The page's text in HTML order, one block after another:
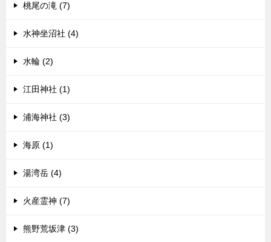
桃尾の滝 (7)
水神坐沼社 (4)
水輪 (2)
江田神社 (1)
浦海神社 (3)
海原 (1)
湯湾岳 (4)
火産霊神 (7)
熊野荒坂津 (3)